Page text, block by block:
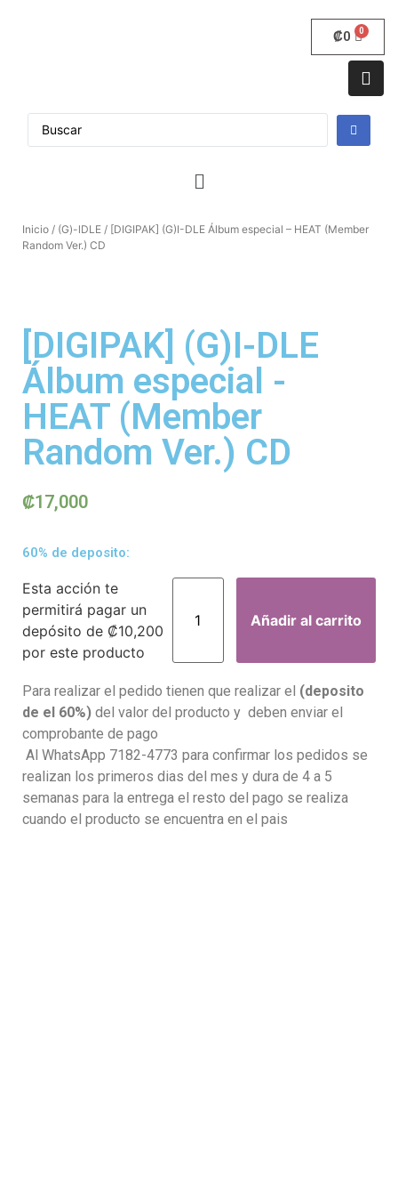
₡0
Inicio / (G)-lDLE / [DIGIPAK] (G)I-DLE Álbum especial – HEAT (Member
Random Ver.) CD
[DIGIPAK] (G)I-DLE
Álbum especial -
HEAT (Member
Random Ver.) CD
₡17,000
60% de deposito:
Esta acción te
permitirá pagar un
depósito de ₡10,200
por este producto
Añadir al carrito
Para realizar el pedido tienen que realizar el (deposito
de el 60%) del valor del producto y deben enviar el
comprobante de pago
Al WhatsApp 7182-4773 para confirmar los pedidos se
realizan los primeros dias del mes y dura de 4 a 5
semanas para la entrega el resto del pago se realiza
cuando el producto se encuentra en el pais